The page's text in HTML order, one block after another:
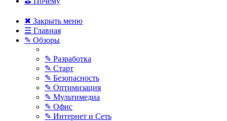
✖ Закрыть меню
☰ Главная
✎ Обзоры
✎ Разработка
✎ Старт
✎ Безопасность
✎ Оптимизация
✎ Мультимедиа
✎ Офис
✎ Интернет и Сеть